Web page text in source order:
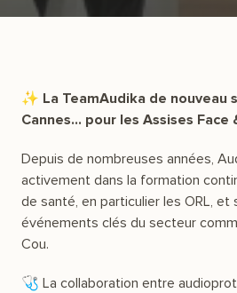
✨ La TeamAudika de nouveau
Cannes… pour les Assises Face
Depuis de nombreuses années,
activement dans la formation
de santé, en particulier les ORL, et
événements clés du secteur
Cou.
🩺 La collaboration entre